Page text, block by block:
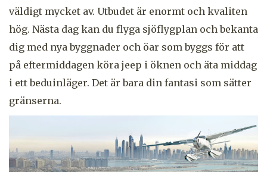
väldigt mycket av. Utbudet är enormt och kvaliten
hög. Nästa dag kan du flyga sjöflygplan och bekanta
dig med nya byggnader och öar som byggs för att
på eftermiddagen köra jeep i öknen och äta middag
i ett beduinläger. Det är bara din fantasi som sätter
gränserna.